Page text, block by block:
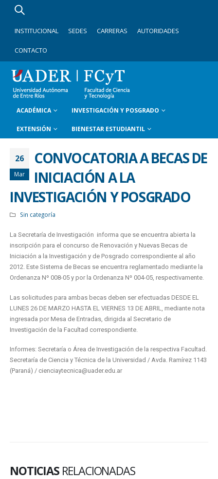
INSTITUCIONAL SEDES CARRERAS AUTORIDADES
CONTACTO
ACADÉMICA INVESTIGACIÓN Y POSGRADO
EXTENSIÓN BIENESTAR ESTUDIANTIL
26
Mar
CONVOCATORIA A BECAS DE
INICIACIÓN A LA
INVESTIGACIÓN Y POSGRADO
Sin categoría
La Secretaría de Investigación informa que se encuentra abierta la
inscripción para el concurso de Renovación y Nuevas Becas de
Iniciación a la Investigación y de Posgrado correspondiente al año
2012. Este Sistema de Becas se encuentra reglamentado mediante la
Ordenanza Nº 008-05 y por la Ordenanza Nº 004-05, respectivamente.
Las solicitudes para ambas becas deben ser efectuadas DESDE EL
LUNES 26 DE MARZO HASTA EL VIERNES 13 DE ABRIL, mediante nota
ingresada por Mesa de Entradas, dirigida al Secretario de
Investigación de la Facultad correspondiente.
Informes: Secretaría o Área de Investigación de la respectiva Facultad.
Secretaría de Ciencia y Técnica de la Universidad / Avda. Ramírez 1143
(Paraná) / cienciaytecnica@uader.edu.ar
NOTICIAS RELACIONADAS